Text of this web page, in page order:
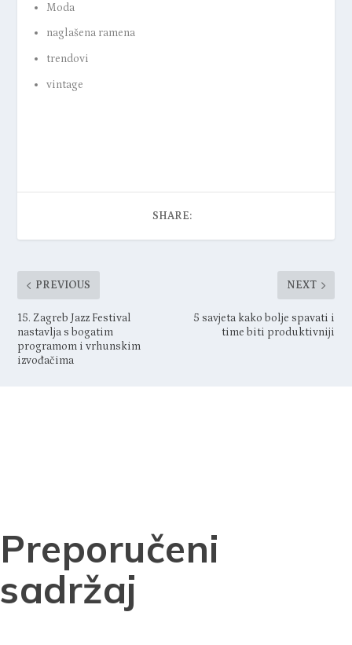
Moda
naglašena ramena
trendovi
vintage
SHARE:
PREVIOUS
15. Zagreb Jazz Festival
nastavlja s bogatim
programom i vrhunskim
izvođačima
NEXT
5 savjeta kako bolje spavati i
time biti produktivniji
Preporučeni
sadržaj